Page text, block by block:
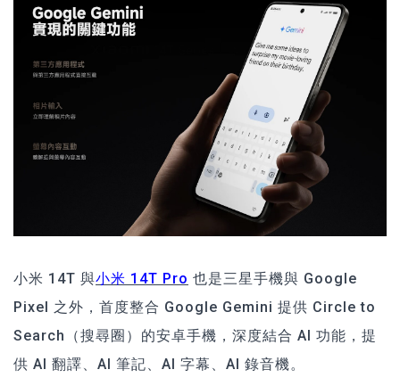
小米 14T 與小米 14T Pro 也是三星手機與 Google
Pixel 之外，首度整合 Google Gemini 提供 Circle to
Search（搜尋圈）的安卓手機，深度結合 AI 功能，提
供 AI 翻譯、AI 筆記、AI 字幕、AI 錄音機。